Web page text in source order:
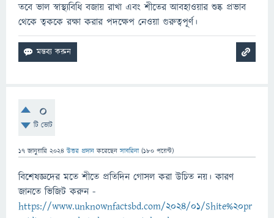
তবে ভাল স্বাস্থ্যবিধি বজায় রাখা এবং শীতের আবহাওয়ার শুষ্ক প্রভাব
থেকে ত্বককে রক্ষা করার পদক্ষেপ নেওয়া গুরুত্বপূর্ণ।
0
টি ভোট
17 জানুয়ারি 2024 উত্তর প্রদান করেছেনসাবরিনা (180 পয়েন্ট)
বিশেষজ্ঞদের মতে শীতে প্রতিদিন গোসল করা উচিত নয়। কারণ
জানতে ভিজিট করুন -
https://www.unknownfactsbd.com/2024/01/Shite%20pr